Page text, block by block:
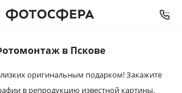
в Пскове
оригинальным подарком!Закажите
в репродукцию известной картины.
ИЗГОТОВЛЕНИЯ ОТ2 ДНЕЙ